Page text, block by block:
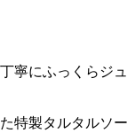
寧にふっくらジュ
特製タルタルソー